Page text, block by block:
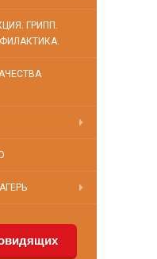
ГРИПП.